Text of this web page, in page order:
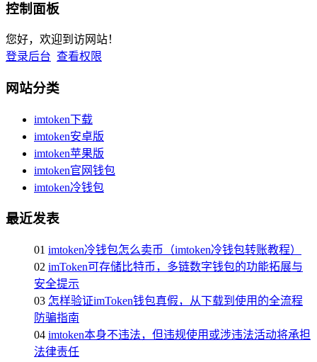
控制面板
您好，欢迎到访网站！
登录后台 查看权限
网站分类
imtoken下载
imtoken安卓版
imtoken苹果版
imtoken官网钱包
imtoken冷钱包
最近发表
01 imtoken冷钱包怎么卖币（imtoken冷钱包转账教程）
02 imToken可存储比特币，多链数字钱包的功能拓展与
安全提示
03 怎样验证imToken钱包真假，从下载到使用的全流程
防骗指南
04 imtoken本身不违法，但违规使用或涉违法活动将承担
法律责任